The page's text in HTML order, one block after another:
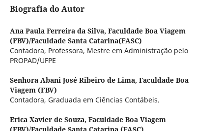
Biografia do Autor
Ana Paula Ferreira da Silva, Faculdade Boa Viagem
(FBV)/Faculdade Santa Catarina(FASC)
Contadora, Professora, Mestre em Administração pelo
PROPAD/UFPE
Senhora Abani José Ribeiro de Lima, Faculdade Boa
Viagem (FBV)
Contadora, Graduada em Ciências Contábeis.
Erica Xavier de Souza, Faculdade Boa Viagem